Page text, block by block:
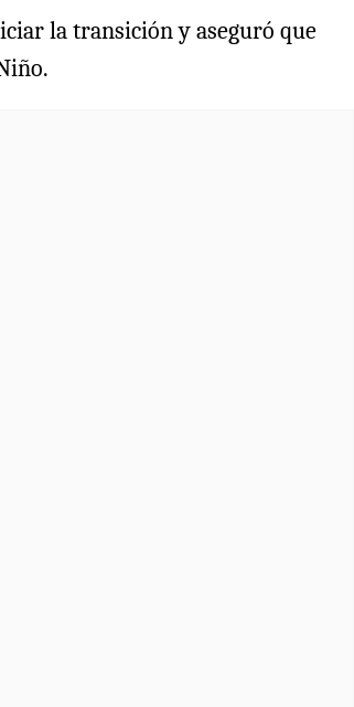
la transición y aseguró que